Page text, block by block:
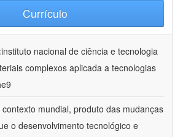
Currículo
instituto nacional de ciência e tecnologia
complexos aplicada a tecnologias
contexto mundial, produto das mudanças
o desenvolvimento tecnológico e